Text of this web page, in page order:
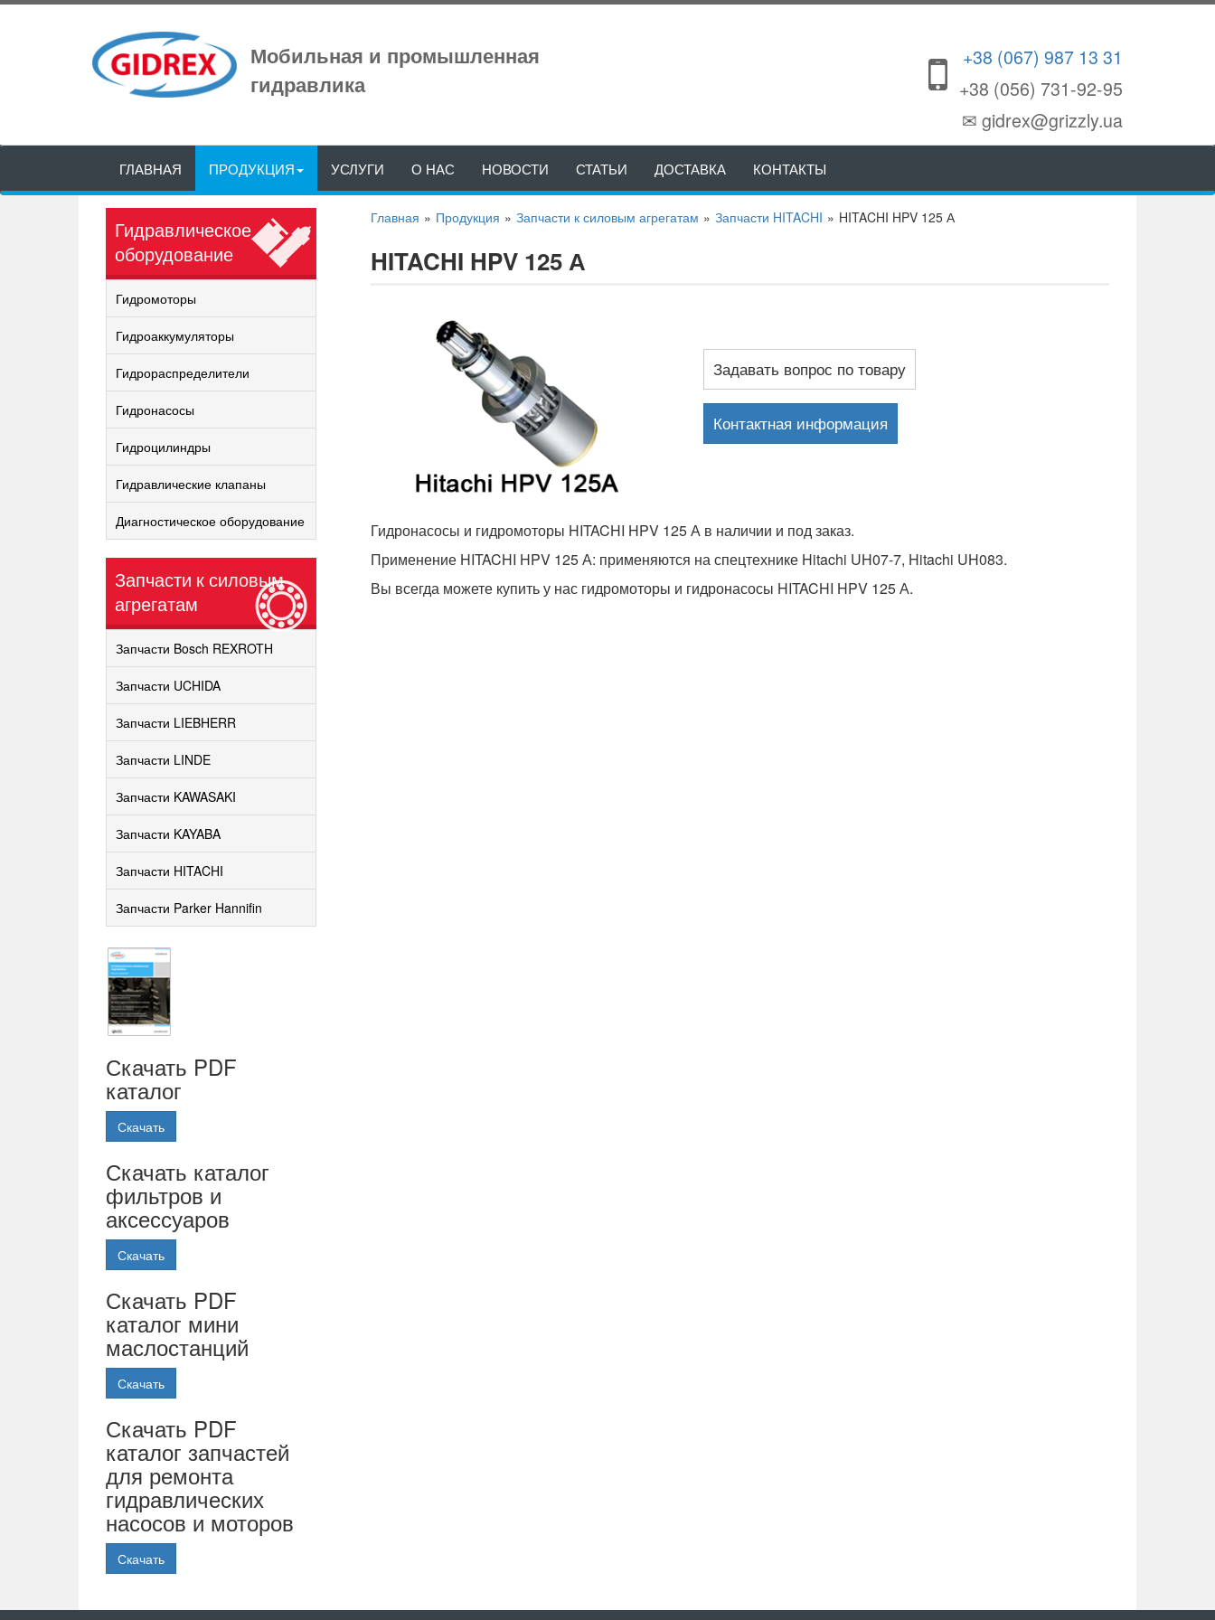
Мобильная и промышленная
гидравлика
+38 (067) 987 13 31
+38 (056) 731-92-95
✉ gidrex@grizzly.ua
ГЛАВНАЯ ПРОДУКЦИЯ УСЛУГИ О НАС НОВОСТИ СТАТЬИ ДОСТАВКА КОНТАКТЫ
Гидравлическое
оборудование
Гидромоторы
Гидроаккумуляторы
Гидрораспределители
Гидронасосы
Гидроцилиндры
Гидравлические клапаны
Диагностическое оборудование
Запчасти к силовым
агрегатам
Запчасти Bosch REXROTH
Запчасти UCHIDA
Запчасти LIEBHERR
Запчасти LINDE
Запчасти KAWASAKI
Запчасти KAYABA
Запчасти HITACHI
Запчасти Parker Hannifin
Скачать PDF
каталог
Скачать
Скачать каталог
фильтров и
аксессуаров
Скачать
Скачать PDF
каталог мини
маслостанций
Скачать
Скачать PDF
каталог запчастей
для ремонта
гидравлических
насосов и моторов
Скачать
Главная » Продукция » Запчасти к силовым агрегатам » Запчасти HITACHI » HITACHI HPV 125 А
HITACHI HPV 125 А
Задавать вопрос по товару
Контактная информация
Гидронасосы и гидромоторы HITACHI HPV 125 А в наличии и под заказ.
Применение HITACHI HPV 125 А: применяются на спецтехнике Hitachi UH07-7, Hitachi UH083.
Вы всегда можете купить у нас гидромоторы и гидронасосы HITACHI HPV 125 А.